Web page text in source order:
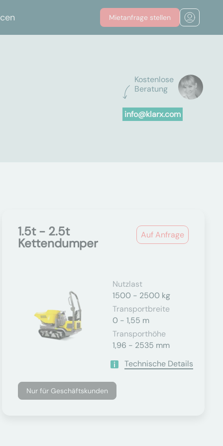
Mietanfrage stellen
Kostenlose
Beratung
info@klarx.com
Auf Anfrage
1.5t - 2.5t
Kettendumper
Nutzlast
1500 - 2500 kg
Transportbreite
0 - 1,55 m
Transporthöhe
1,96 - 2535 mm
Technische Details
Nur für Geschäftskunden